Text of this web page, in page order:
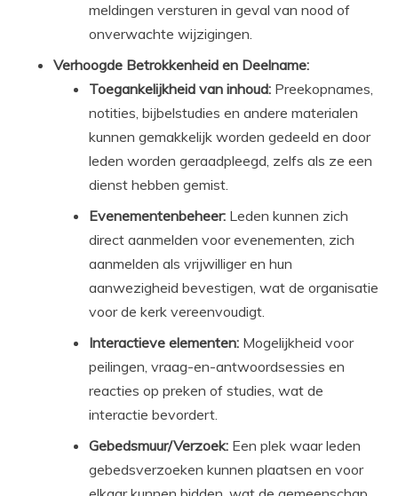
meldingen versturen in geval van nood of
onverwachte wijzigingen.
Verhoogde Betrokkenheid en Deelname:
Toegankelijkheid van inhoud: Preekopnames,
notities, bijbelstudies en andere materialen
kunnen gemakkelijk worden gedeeld en door
leden worden geraadpleegd, zelfs als ze een
dienst hebben gemist.
Evenementenbeheer: Leden kunnen zich
direct aanmelden voor evenementen, zich
aanmelden als vrijwilliger en hun
aanwezigheid bevestigen, wat de organisatie
voor de kerk vereenvoudigt.
Interactieve elementen: Mogelijkheid voor
peilingen, vraag-en-antwoordsessies en
reacties op preken of studies, wat de
interactie bevordert.
Gebedsmuur/Verzoek: Een plek waar leden
gebedsverzoeken kunnen plaatsen en voor